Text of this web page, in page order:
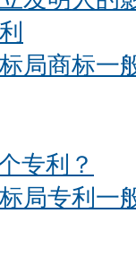
局商标一
专利？
局专利一